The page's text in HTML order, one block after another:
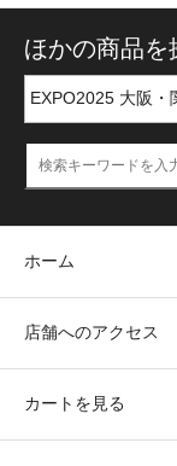
ほかの商品を
ホーム
店舗へのアクセス
カートを見る